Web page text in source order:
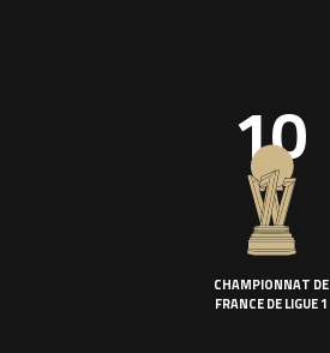
10
CHAMPIONNAT DE
FRANCE DE LIGUE 1